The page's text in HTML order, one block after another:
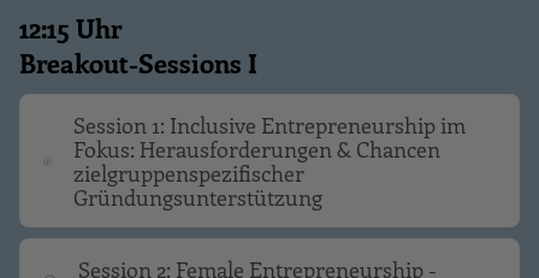
12:15 Uhr
Breakout-Sessions I
Session 1: Inclusive Entrepreneurship im
Fokus: Herausforderungen & Chancen
zielgruppenspezifischer
Gründungsunterstützung
Session 2: Female Entrepreneurship -